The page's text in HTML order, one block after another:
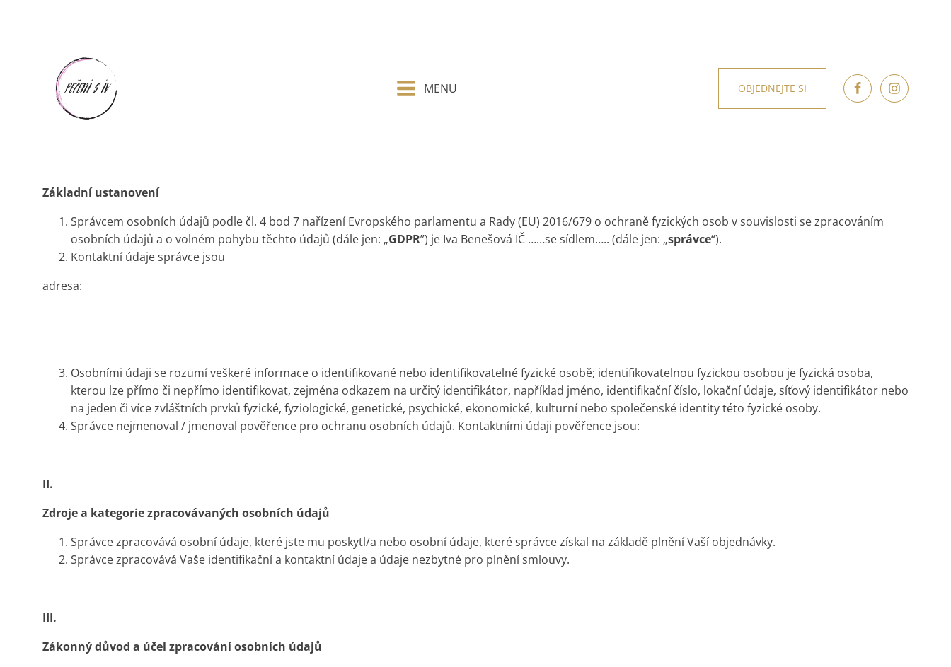
MENU OBJEDNEJTE SI
Základní ustanovení
Správcem osobních údajů podle čl. 4 bod 7 nařízení Evropského parlamentu a Rady (EU) 2016/679 o ochraně fyzických osob v souvislosti se zpracováním
osobních údajů a o volném pohybu těchto údajů (dále jen: „GDPR”) je Iva Benešová IČ ……se sídlem….. (dále jen: „správce“).
Kontaktní údaje správce jsou
adresa:
Osobními údaji se rozumí veškeré informace o identifikované nebo identifikovatelné fyzické osobě; identifikovatelnou fyzickou osobou je fyzická osoba,
kterou lze přímo či nepřímo identifikovat, zejména odkazem na určitý identifikátor, například jméno, identifikační číslo, lokační údaje, síťový identifikátor nebo
na jeden či více zvláštních prvků fyzické, fyziologické, genetické, psychické, ekonomické, kulturní nebo společenské identity této fyzické osoby.
Správce nejmenoval / jmenoval pověřence pro ochranu osobních údajů. Kontaktními údaji pověřence jsou:
II.
Zdroje a kategorie zpracovávaných osobních údajů
Správce zpracovává osobní údaje, které jste mu poskytl/a nebo osobní údaje, které správce získal na základě plnění Vaší objednávky.
Správce zpracovává Vaše identifikační a kontaktní údaje a údaje nezbytné pro plnění smlouvy.
III.
Zákonný důvod a účel zpracování osobních údajů